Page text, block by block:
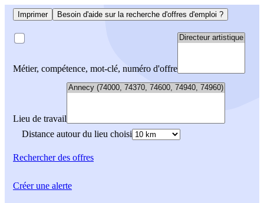
Imprimer Besoin d'aide sur la recherche d'offres d'emploi ?
Métier, compétence, mot-clé, numéro d'offre
Lieu de travail
Distance autour du lieu choisi
Rechercherdes offres
Créer une alerte